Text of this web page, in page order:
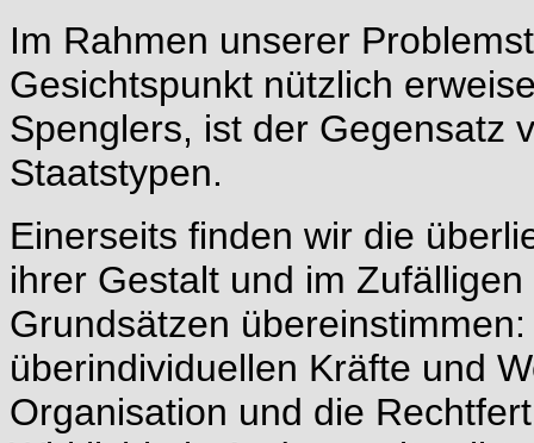
Im Rahmen unserer
Gesichtspunkt nützlich
Spenglers, ist der Gegensatz
Staatstypen.
Einerseits finden wir die
ihrer Gestalt und im
Grundsätzen
überindividuellen Kräfte und
Organisation und die